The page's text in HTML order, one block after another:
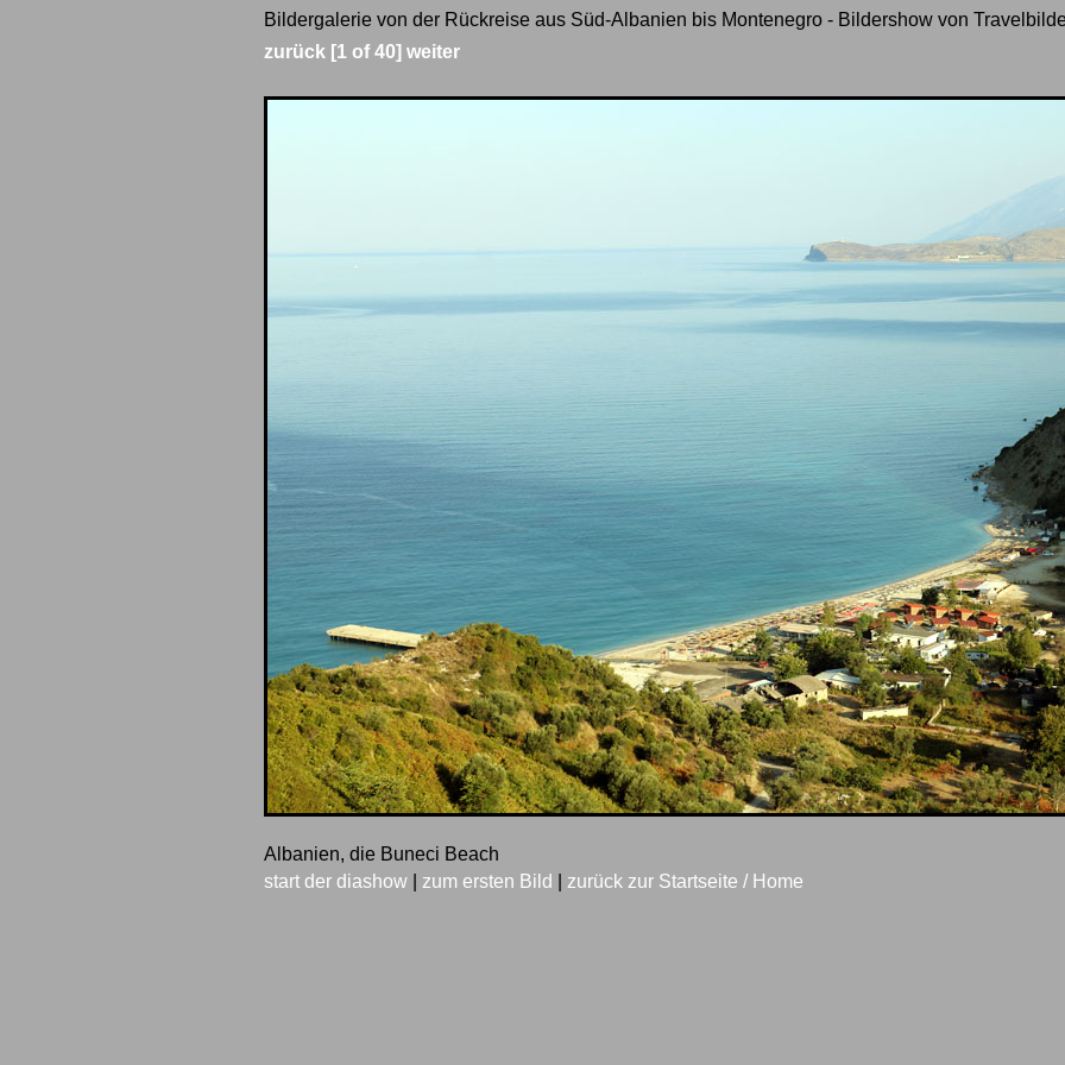
Bildergalerie von der Rückreise aus Süd-Albanien bis Montenegro - Bildershow von
zurück [1 of 40] weiter
Albanien, die Buneci Beach
start der diashow
zum ersten Bild zurück zur Startseite / Home